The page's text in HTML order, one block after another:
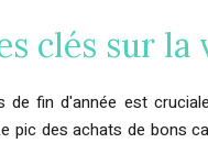
clés sur la
de fin d'année est
pic des achats de bons